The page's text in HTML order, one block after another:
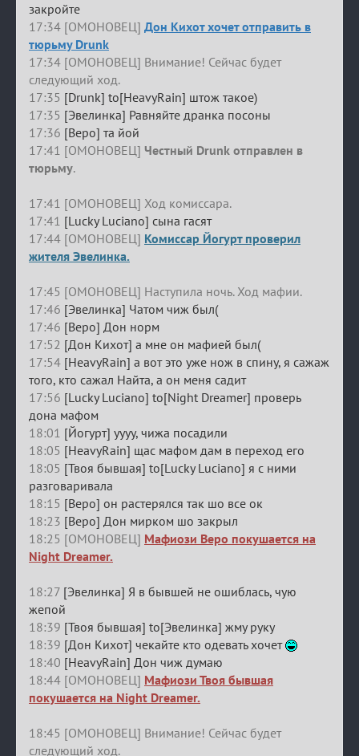
закройте
17:34 [ОМОНОВЕЦ] Дон Кихот хочет отправить в
тюрьму Drunk
17:34 [ОМОНОВЕЦ] Внимание! Сейчас будет
следующий ход.
17:35 [Drunk] to[HeavyRain] штож такое)
17:35 [Эвелинка] Равняйте дранка посоны
17:36 [Веро] та йой
17:41 [ОМОНОВЕЦ] Честный Drunk отправлен в
тюрьму.
17:41 [ОМОНОВЕЦ] Ход комиссара.
17:41 [Lucky Luciano] сына гасят
17:44 [ОМОНОВЕЦ] Комиссар Йогурт проверил
жителя Эвелинка.
17:45 [ОМОНОВЕЦ] Наступила ночь. Ход мафии.
17:46 [Эвелинка] Чатом чиж был(
17:46 [Веро] Дон норм
17:52 [Дон Кихот] а мне он мафией был(
17:54 [HeavyRain] а вот это уже нож в спину, я сажаж
того, кто сажал Найта, а он меня садит
17:56 [Lucky Luciano] to[Night Dreamer] проверь
дона мафом
18:01 [Йогурт] уууу, чижа посадили
18:05 [HeavyRain] щас мафом дам в переход его
18:05 [Твоя бывшая] to[Lucky Luciano] я с ними
разговаривала
18:15 [Веро] он растерялся так шо все ок
18:23 [Веро] Дон мирком шо закрыл
18:25 [ОМОНОВЕЦ] Мафиози Веро покушается на
Night Dreamer.
18:27 [Эвелинка] Я в бывшей не ошиблась, чую
жепой
18:39 [Твоя бывшая] to[Эвелинка] жму руку
18:39 [Дон Кихот] чекайте кто одевать хочет
18:40 [HeavyRain] Дон чиж думаю
18:44 [ОМОНОВЕЦ] Мафиози Твоя бывшая
покушается на Night Dreamer.
18:45 [ОМОНОВЕЦ] Внимание! Сейчас будет
следующий ход.